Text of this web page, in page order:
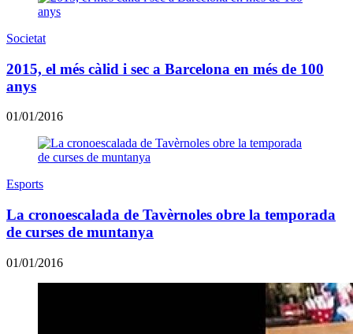
Societat
2015, el més càlid i sec a Barcelona en més de 100
anys
01/01/2016
Esports
La cronoescalada de Tavèrnoles obre la temporada
de curses de muntanya
01/01/2016